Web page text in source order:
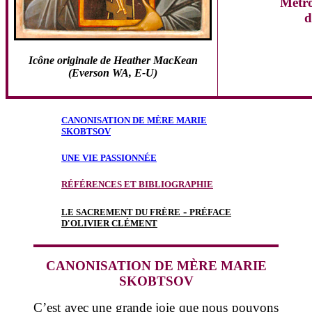
Icône originale de Heather MacKean
(Everson WA, E-U)
CANONISATION DE MÈRE MARIE
SKOBTSOV
UNE VIE PASSIONNÉE
RÉFÉRENCES ET BIBLIOGRAPHIE
LE SACREMENT DU FRÈRE - PRÉFACE
D'OLIVIER CLÉMENT
CANONISATION DE MÈRE MARIE
SKOBTSOV
C’est avec une grande joie que nous pouvons